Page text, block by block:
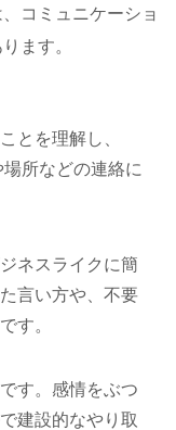
コミュニケーショ
ます。
とを理解し、
所などの連絡に
ネスライクに簡
言い方や、不要
す。
す。感情をぶつ
建設的なやり取